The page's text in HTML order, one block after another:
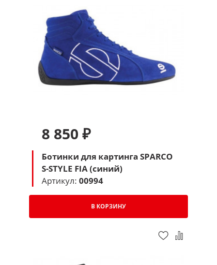
8 850 ₽
Ботинки для картинга SPARCO
S-STYLE FIA (синий)
Артикул: 00994
В КОРЗИНУ